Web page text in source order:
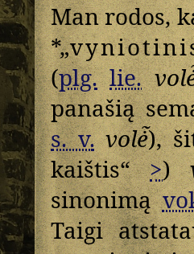
Man rodos,
*„
(plg. lie.
panašią
s. v. volė̃),
kaištis“>)
sinonimą
Taigi